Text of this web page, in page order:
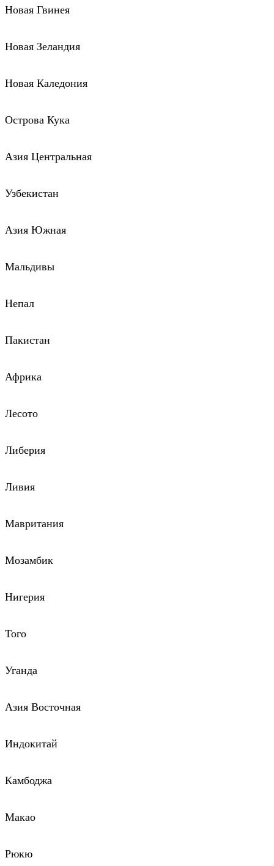
Новая Гвинея
Новая Зеландия
Новая Каледония
Острова Кука
Азия Центральная
Узбекистан
Азия Южная
Мальдивы
Непал
Пакистан
Африка
Лесото
Либерия
Ливия
Мавритания
Мозамбик
Нигерия
Того
Уганда
Азия Восточная
Индокитай
Камбоджа
Макао
Рюкю